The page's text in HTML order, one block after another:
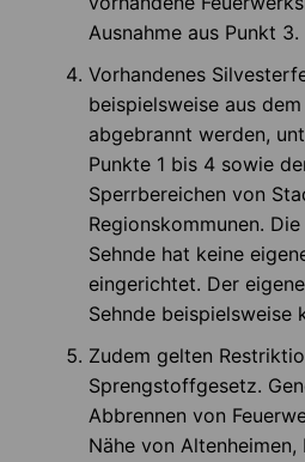
Ausnahme aus Punkt 3.
Vorhandenes
beispielsweise aus
abgebrannt werden,
Punkte 1 bis 4 sowie
Sperrbereichen von
Regionskommunen.
Sehnde hat keine
eingerichtet. Der
Sehnde beispielsweise
Zudem gelten
Sprengstoffgesetz.
Abbrennen von
Nähe von Altenheimen,